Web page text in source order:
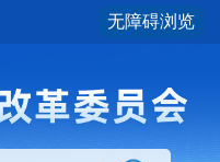
无障碍浏览